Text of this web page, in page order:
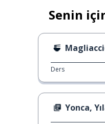
Senin
Ders
Yonca,